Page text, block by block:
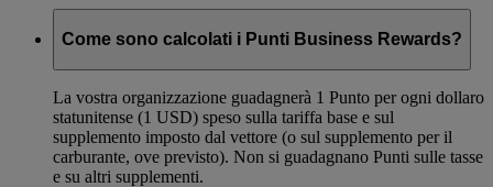
Come sono calcolati i Punti Business Rewards?
La vostra organizzazione guadagnerà 1 Punto per ogni dollaro
statunitense (1 USD) speso sulla tariffa base e sul
supplemento imposto dal vettore (o sul supplemento per il
carburante, ove previsto). Non si guadagnano Punti sulle tasse
e su altri supplementi.